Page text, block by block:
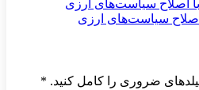
سیاست‌های ارزی
ضروری را کامل کنید. *